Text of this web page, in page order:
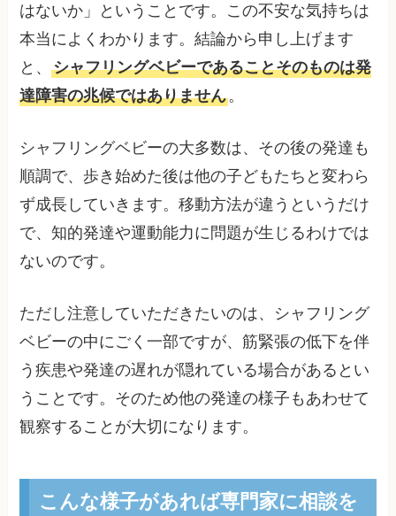
はないか」ということです。この不安な気持ちは
本当によくわかります。結論から申し上げます
と、シャフリングベビーであることそのものは発
達障害の兆候ではありません。
シャフリングベビーの大多数は、その後の発達も
順調で、歩き始めた後は他の子どもたちと変わら
ず成長していきます。移動方法が違うというだけ
で、知的発達や運動能力に問題が生じるわけでは
ないのです。
ただし注意していただきたいのは、シャフリング
ベビーの中にごく一部ですが、筋緊張の低下を伴
う疾患や発達の遅れが隠れている場合があるとい
うことです。そのため他の発達の様子もあわせて
観察することが大切になります。
こんな様子があれば専門家に相談を